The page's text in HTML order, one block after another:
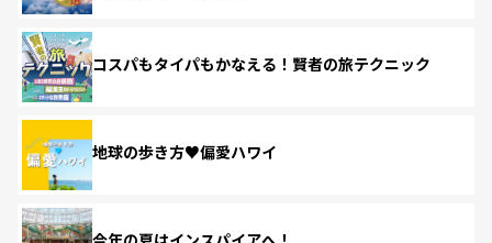
コスパもタイパもかなえる！賢者の旅テクニック
地球の歩き方♥偏愛ハワイ